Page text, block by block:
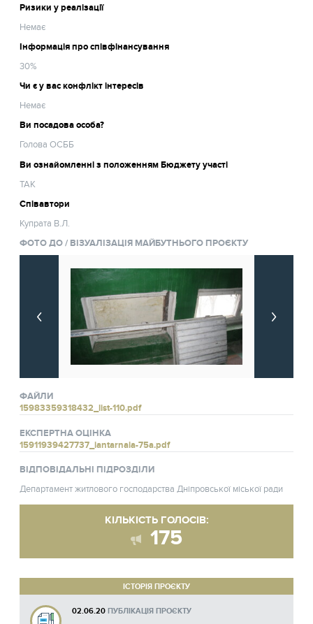
Ризики у реалізації
Немає
Інформація про співфінансування
30%
Чи є у вас конфлікт інтересів
Немає
Ви посадова особа?
Голова ОСББ
Ви ознайомленні з положенням Бюджету участі
ТАК
Співавтори
Купрата В.Л.
ФОТО ДО / ВІЗУАЛІЗАЦІЯ МАЙБУТНЬОГО ПРОЄКТУ
ФАЙЛИ
15983359318432_list-110.pdf
ЕКСПЕРТНА ОЦІНКА
15911939427737_iantarnaia-75a.pdf
ВІДПОВІДАЛЬНІ ПІДРОЗДІЛИ
Департамент житлового господарства Дніпровської міської ради
КІЛЬКІСТЬ ГОЛОСІВ:
175
ІСТОРІЯ ПРОЄКТУ
02.06.20 ПУБЛІКАЦІЯ ПРОЄКТУ